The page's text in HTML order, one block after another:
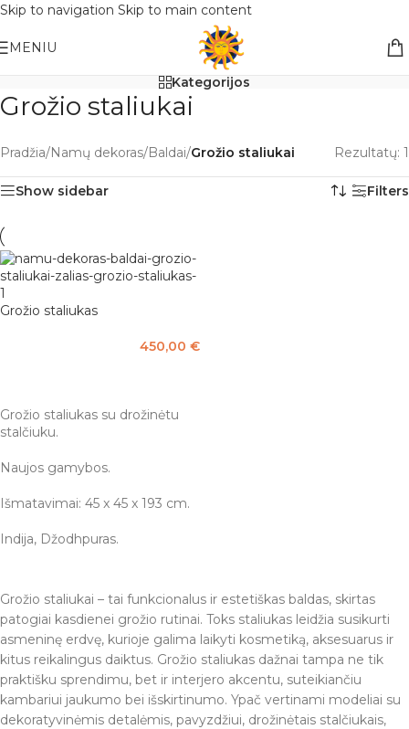
Skip to navigation Skip to main content
Nemokamas pristatymas į paštomatą apsiperkant už 30€!!
MENIU
Kategorijos
Grožio staliukai
Pradžia/Namų dekoras/Baldai/Grožio staliukai Rezultatų: 1
Show sidebar Filters
Grožio staliukas
450,00 €
Grožio staliukas su drožinėtu
stalčiuku.
Naujos gamybos.
Išmatavimai: 45 x 45 x 193 cm.
Indija, Džodhpuras.
Grožio staliukai – tai funkcionalus ir estetiškas baldas, skirtas
patogiai kasdienei grožio rutinai. Toks staliukas leidžia susikurti
asmeninę erdvę, kurioje galima laikyti kosmetiką, aksesuarus ir
kitus reikalingus daiktus. Grožio staliukas dažnai tampa ne tik
praktišku sprendimu, bet ir interjero akcentu, suteikiančiu
kambariui jaukumo bei išskirtinumo. Ypač vertinami modeliai su
dekoratyvinėmis detalėmis, pavyzdžiui, drožinėtais stalčiukais,